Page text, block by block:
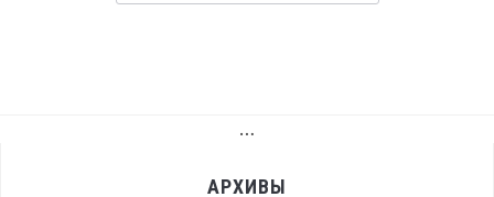
…
АРХИВЫ